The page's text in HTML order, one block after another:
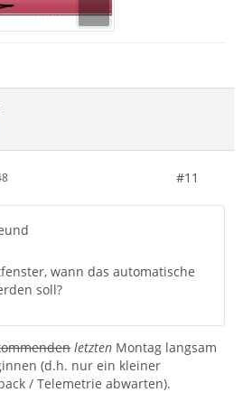
#11
wann das automatische
soll?
letzten Montag langsam
(d.h. nur ein kleiner
/ Telemetrie abwarten).